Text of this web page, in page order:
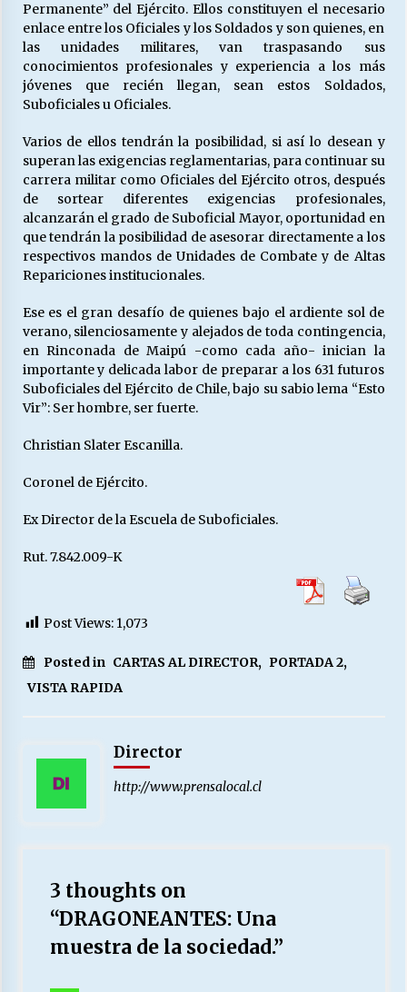
18/04/2026
Chile y sus segmentos de la riqueza
06/04/2026
Permanente” del Ejército. Ellos constituyen el necesario
enlace entre los Oficiales y los Soldados y son quienes, en
las unidades militares, van traspasando sus
conocimientos profesionales y experiencia a los más
jóvenes que recién llegan, sean estos Soldados,
Suboficiales u Oficiales.
Varios de ellos tendrán la posibilidad, si así lo desean y
superan las exigencias reglamentarias, para continuar su
carrera militar como Oficiales del Ejército otros, después
de sortear diferentes exigencias profesionales,
alcanzarán el grado de Suboficial Mayor, oportunidad en
que tendrán la posibilidad de asesorar directamente a los
respectivos mandos de Unidades de Combate y de Altas
Repariciones institucionales.
Ese es el gran desafío de quienes bajo el ardiente sol de
verano, silenciosamente y alejados de toda contingencia,
en Rinconada de Maipú -como cada año- inician la
importante y delicada labor de preparar a los 631 futuros
Suboficiales del Ejército de Chile, bajo su sabio lema “Esto
Vir”: Ser hombre, ser fuerte.
Christian Slater Escanilla.
Coronel de Ejército.
Ex Director de la Escuela de Suboficiales.
Rut. 7.842.009-K
Post Views: 1,073
Posted in CARTAS AL DIRECTOR, PORTADA 2,
VISTA RAPIDA
Director
http://www.prensalocal.cl
3 thoughts on
“DRAGONEANTES: Una
muestra de la sociedad.”